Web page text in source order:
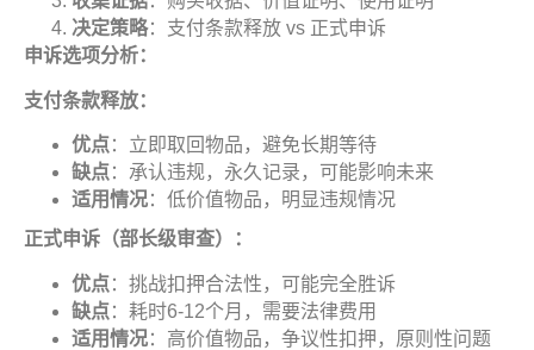
决定策略：支付条款释放 vs 正式申诉
申诉选项分析：
支付条款释放：
优点：立即取回物品，避免长期等待
缺点：承认违规，永久记录，可能影响未来
适用情况：低价值物品，明显违规情况
正式申诉（部长级审查）
：
优点：挑战扣押合法性，可能完全胜诉
缺点：耗时6-12个月，需要法律费用
适用情况：高价值物品，争议性扣押，原则性问题